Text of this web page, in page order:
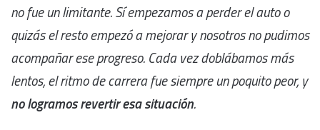
no fue un limitante. Sí empezamos a perder el auto o
quizás el resto empezó a mejorar y nosotros no pudimos
acompañar ese progreso. Cada vez doblábamos más
lentos, el ritmo de carrera fue siempre un poquito peor, y
no logramos revertir esa situación.